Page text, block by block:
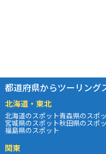
都道府県からツーリング
北海道・東北
北海道のスポット青森県のスポ
宮城県のスポット秋田県のスポ
福島県のスポット
関東